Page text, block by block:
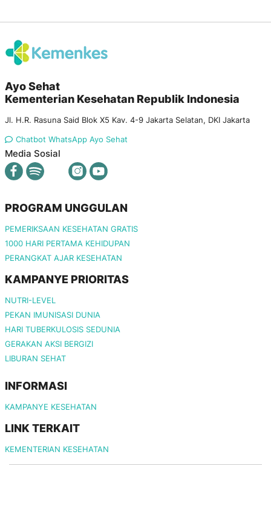
Ayo Sehat
Kementerian Kesehatan Republik Indonesia
Jl. H.R. Rasuna Said Blok X5 Kav. 4-9 Jakarta Selatan, DKI Jakarta
Chatbot WhatsApp Ayo Sehat
Media Sosial
PROGRAM UNGGULAN
PEMERIKSAAN KESEHATAN GRATIS
1000 HARI PERTAMA KEHIDUPAN
PERANGKAT AJAR KESEHATAN
KAMPANYE PRIORITAS
NUTRI-LEVEL
PEKAN IMUNISASI DUNIA
HARI TUBERKULOSIS SEDUNIA
GERAKAN AKSI BERGIZI
LIBURAN SEHAT
INFORMASI
KAMPANYE KESEHATAN
LINK TERKAIT
KEMENTERIAN KESEHATAN